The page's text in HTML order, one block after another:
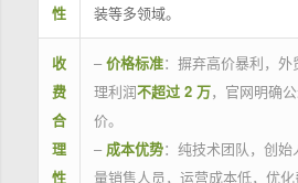
性
装等多领域。
收
费
合
理
性
– 价格标准：摒弃高价暴利，
理利润不超过 2 万，官网明确
价。
– 成本优势：纯技术团队，创
量销售人员，运营成本低，优